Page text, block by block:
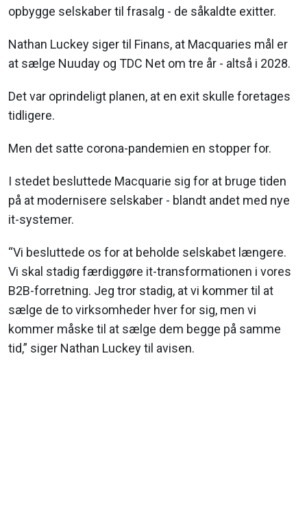
opbygge selskaber til frasalg - de såkaldte exitter.
Nathan Luckey siger til Finans, at Macquaries mål er
at sælge Nuuday og TDC Net om tre år - altså i 2028.
Det var oprindeligt planen, at en exit skulle foretages
tidligere.
Men det satte corona-pandemien en stopper for.
I stedet besluttede Macquarie sig for at bruge tiden
på at modernisere selskaber - blandt andet med nye
it-systemer.
“Vi besluttede os for at beholde selskabet længere.
Vi skal stadig færdiggøre it-transformationen i vores
B2B-forretning. Jeg tror stadig, at vi kommer til at
sælge de to virksomheder hver for sig, men vi
kommer måske til at sælge dem begge på samme
tid,” siger Nathan Luckey til avisen.